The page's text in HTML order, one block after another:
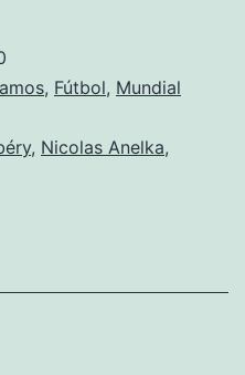
, Fútbol, Mundial
, Nicolas Anelka,